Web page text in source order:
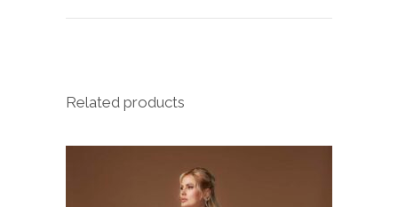
Related products